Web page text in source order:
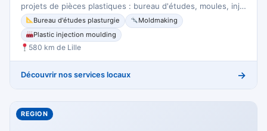
projets de pièces plastiques : bureau d'études, moules, inj…
Bureau d'études plasturgie
Moldmaking
Plastic injection moulding
580 km de Lille
Découvrir nos services locaux →
REGION